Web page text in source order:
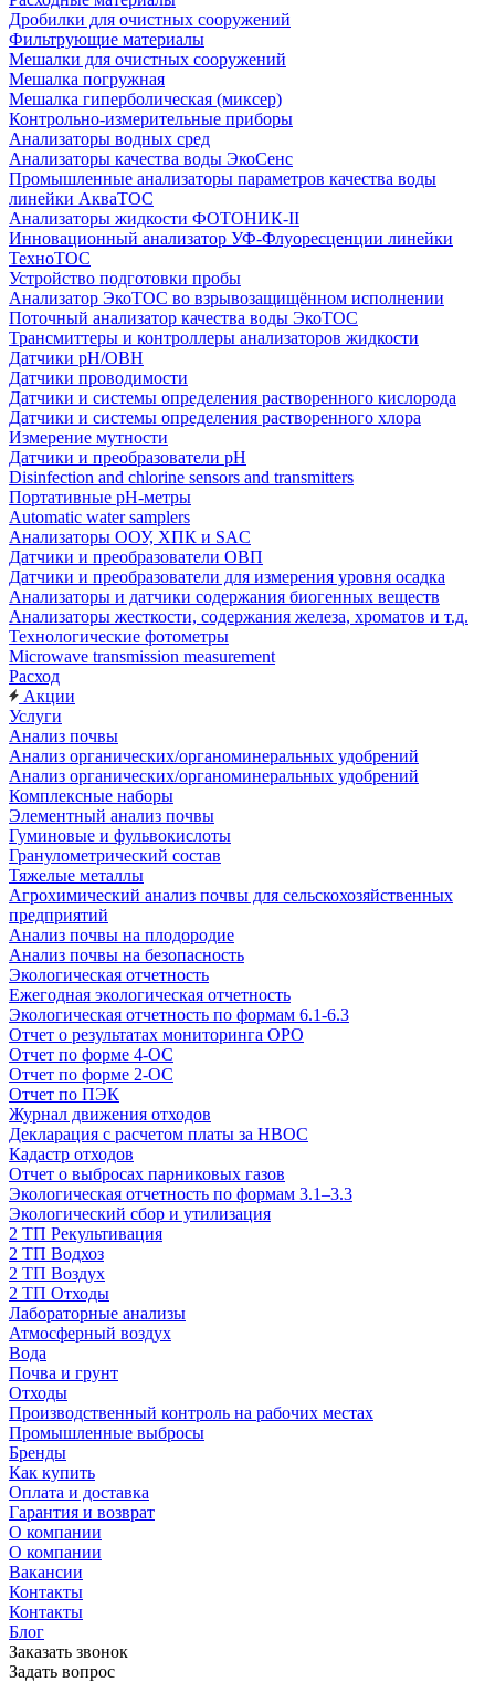
Дробилки для очистных сооружений
Фильтрующие материалы
Мешалки для очистных сооружений
Мешалка погружная
Мешалка гиперболическая (миксер)
Контрольно-измерительные приборы
Анализаторы водных сред
Анализаторы качества воды ЭкоСенс
Промышленные анализаторы параметров качества воды
линейки АкваТОС
Анализаторы жидкости ФОТОНИК-II
Инновационный анализатор УФ-Флуоресценции линейки
ТехноТОС
Устройство подготовки пробы
Анализатор ЭкоТОС во взрывозащищённом исполнении
Поточный анализатор качества воды ЭкоТОС
Трансмиттеры и контроллеры анализаторов жидкости
Датчики рН/ОВН
Датчики проводимости
Датчики и системы определения растворенного кислорода
Датчики и системы определения растворенного хлора
Измерение мутности
Датчики и преобразователи pH
Disinfection and chlorine sensors and transmitters
Портативные pH-метры
Automatic water samplers
Анализаторы ООУ, ХПК и SAC
Датчики и преобразователи ОВП
Датчики и преобразователи для измерения уровня осадка
Анализаторы и датчики содержания биогенных веществ
Анализаторы жесткости, содержания железа, хроматов и т.д.
Технологические фотометры
Microwave transmission measurement
Расход
Акции
Услуги
Анализ почвы
Анализ органических/органоминеральных удобрений
Анализ органических/органоминеральных удобрений
Комплексные наборы
Элементный анализ почвы
Гуминовые и фульвокислоты
Гранулометрический состав
Тяжелые металлы
Агрохимический анализ почвы для сельскохозяйственных
предприятий
Анализ почвы на плодородие
Анализ почвы на безопасность
Экологическая отчетность
Ежегодная экологическая отчетность
Экологическая отчетность по формам 6.1-6.3
Отчет о результатах мониторинга ОРО
Отчет по форме 4-ОС
Отчет по форме 2-ОС
Отчет по ПЭК
Журнал движения отходов
Декларация с расчетом платы за НВОС
Кадастр отходов
Отчет о выбросах парниковых газов
Экологическая отчетность по формам 3.1–3.3
Экологический сбор и утилизация
2 ТП Рекультивация
2 ТП Водхоз
2 ТП Воздух
2 ТП Отходы
Лабораторные анализы
Атмосферный воздух
Вода
Почва и грунт
Отходы
Производственный контроль на рабочих местах
Промышленные выбросы
Бренды
Как купить
Оплата и доставка
Гарантия и возврат
О компании
О компании
Вакансии
Контакты
Контакты
Блог
Заказать звонок
Задать вопрос